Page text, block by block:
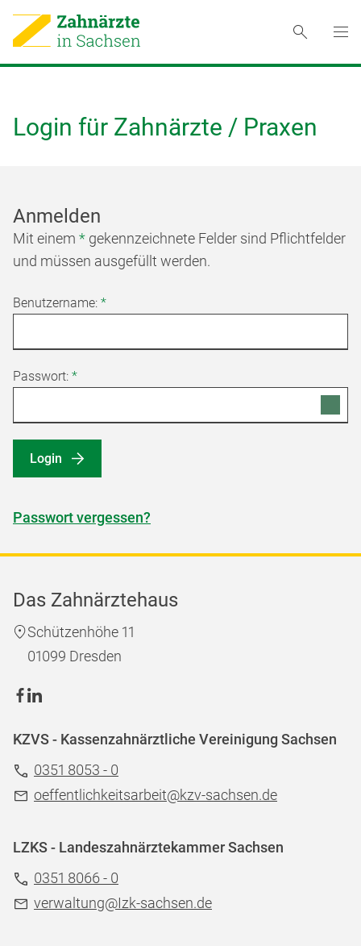
Login für Zahnärzte / Praxen
Anmelden
Mit einem * gekennzeichnete Felder sind Pflichtfelder
und müssen ausgefüllt werden.
Benutzername: *
Passwort: *
Login
Passwort vergessen?
Das Zahnärztehaus
Schützenhöhe 11
01099 Dresden
KZVS - Kassenzahnärztliche Vereinigung Sachsen
0351 8053 - 0
oeffentlichkeitsarbeit@kzv-sachsen.de
LZKS - Landeszahnärztekammer Sachsen
0351 8066 - 0
verwaltung@Izk-sachsen.de